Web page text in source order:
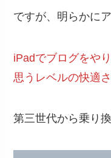
ですが、明らかに
iPadでブログをや
思うレベルの快適さ
第三世代から乗り